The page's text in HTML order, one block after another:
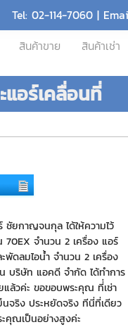
Tel: 02-114-7060 |
สินค้าขาย สินค้าเช่า
อร์เคลื่อนที่
ยกาญจนกุล ได้ให้ความไว้
70EX จำนวน 2 เครื่อง แอร์
พัดลมไอน้ำ จำนวน 2 เครื่อง
บริษัท แอคดี จำกัด ได้ทำการ
ล้วค่ะ ขอขอบพระคุณ ที่่เช่า
จริง ประหยัดจริง ทีนี่ที่เดียว
คุณเป็นอย่างสูงค่ะ